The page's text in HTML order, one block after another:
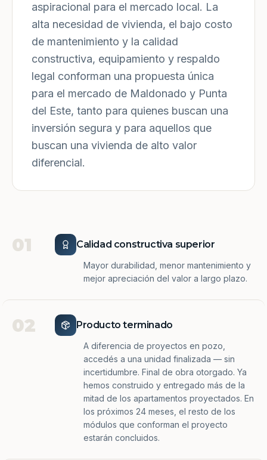
aspiracional para el mercado local. La
alta necesidad de vivienda, el bajo costo
de mantenimiento y la calidad
constructiva, equipamiento y respaldo
legal conforman una propuesta única
para el mercado de Maldonado y Punta
del Este, tanto para quienes buscan una
inversión segura y para aquellos que
buscan una vivienda de alto valor
diferencial.
01 Calidad constructiva superior
Mayor durabilidad, menor mantenimiento y
mejor apreciación del valor a largo plazo.
02 Producto terminado
A diferencia de proyectos en pozo,
accedés a una unidad finalizada — sin
incertidumbre. Final de obra otorgado. Ya
hemos construido y entregado más de la
mitad de los apartamentos proyectados. En
los próximos 24 meses, el resto de los
módulos que conforman el proyecto
estarán concluidos.